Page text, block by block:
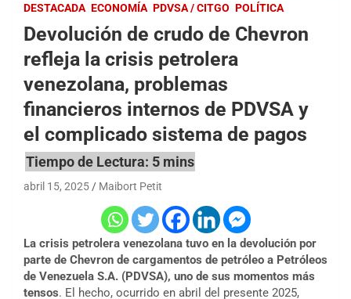
DESTACADA ECONOMÍA PDVSA / CITGO POLÍTICA
Devolución de crudo de Chevron
refleja la crisis petrolera
venezolana, problemas
financieros internos de PDVSA y
el complicado sistema de pagos
abril 15, 2025 Maibort Petit
La crisis petrolera venezolana tuvo en la devolución por
parte de Chevron de cargamentos de petróleo a Petróleos
de Venezuela S.A. (PDVSA), uno de sus momentos más
tensos. El hecho, ocurrido en abril del presente 2025,